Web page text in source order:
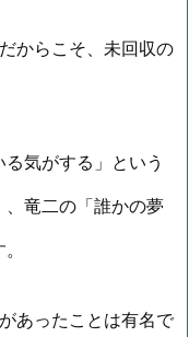
からこそ、未回収の
気がする」という
竜二の「誰かの夢
あったことは有名で